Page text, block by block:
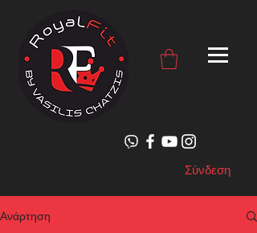
Σύνδεση
Ανάρτηση